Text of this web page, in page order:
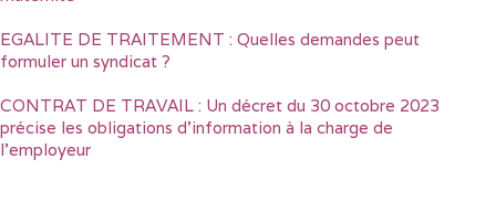
EGALITE DE TRAITEMENT : Quelles demandes peut
formuler un syndicat ?
CONTRAT DE TRAVAIL : Un décret du 30 octobre 2023
précise les obligations d’information à la charge de
l’employeur